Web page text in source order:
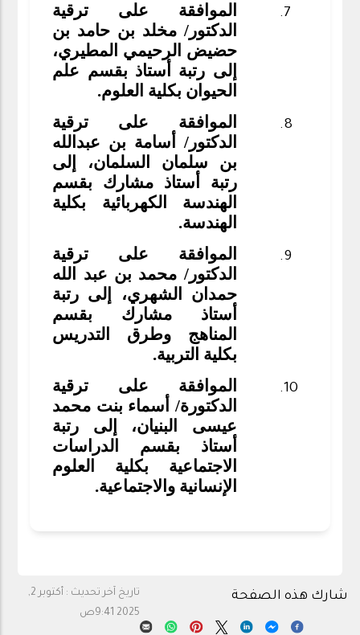
الموافقة على ترقية
الدكتور/ مخلد بن حامد بن
حضيض الرحيمي المطيري،
إلى رتبة أستاذ بقسم علم
الحيوان بكلية العلوم.
الموافقة على ترقية
الدكتور/ أسامة بن عبدالله
بن سلمان السلمان، إلى
رتبة أستاذ مشارك بقسم
الهندسة الكهربائية بكلية
الهندسة.
الموافقة على ترقية
الدكتور/ محمد بن عبد الله
حمدان الشهري، إلى رتبة
أستاذ مشارك بقسم
المناهج وطرق التدريس
بكلية التربية.
الموافقة على ترقية
الدكتورة/ أسماء بنت محمد
عيسى البنيان، إلى رتبة
أستاذ بقسم الدراسات
الاجتماعية بكلية العلوم
الإنسانية والاجتماعية.
تاريخ آخر تحديث :
أكتوبر 2,
2025 9:41ص
شارك هذه الصفحة